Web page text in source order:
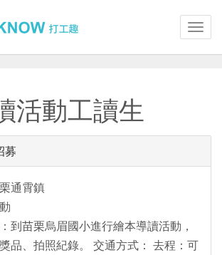
活動工讀生
募
通霄鎮
到苗栗烏眉國小進行繪本導讀活動，
品、拍照紀錄。 交通方式： 去程：可